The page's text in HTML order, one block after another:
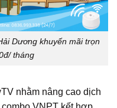
Dương khuyến mãi trọn
tháng
nhằm nâng cao dịch